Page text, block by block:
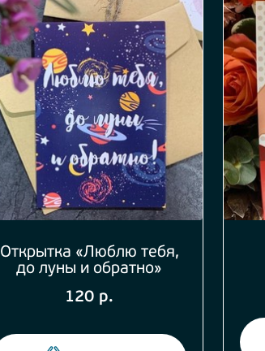
Открытка «Люблю тебя,
до луны и обратно»
120 р.